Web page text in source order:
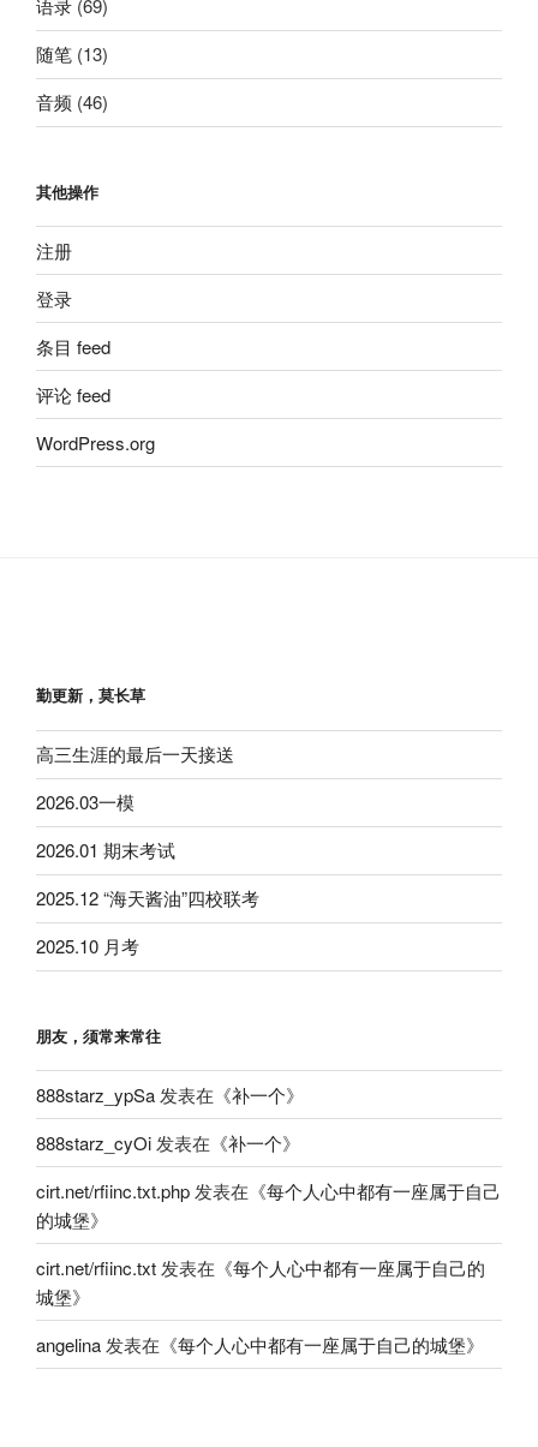
语录 (69)
随笔 (13)
音频 (46)
其他操作
注册
登录
条目 feed
评论 feed
WordPress.org
勤更新，莫长草
高三生涯的最后一天接送
2026.03一模
2026.01 期末考试
2025.12 “海天酱油”四校联考
2025.10 月考
朋友，须常来常往
888starz_ypSa 发表在《补一个》
888starz_cyOi 发表在《补一个》
cirt.net/rfiinc.txt.php 发表在《每个人心中都有一座属于自己
的城堡》
cirt.net/rfiinc.txt 发表在《每个人心中都有一座属于自己的
城堡》
angelina 发表在《每个人心中都有一座属于自己的城堡》